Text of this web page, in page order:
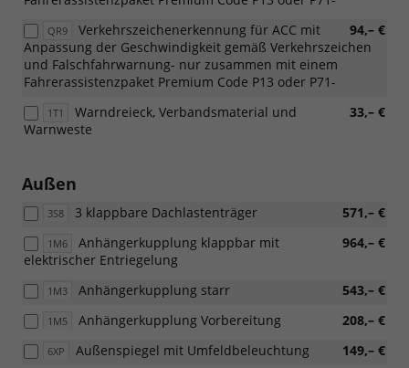
QR9 94,– €
Verkehrszeichenerkennung für ACC mit
Anpassung der Geschwindigkeit gemäß Verkehrszeichen
und Falschfahrwarnung- nur zusammen mit einem
Fahrerassistenzpaket Premium Code P13 oder P71-
1T1 33,– €
Warndreieck, Verbandsmaterial und
Warnweste
Außen
3S8 571,– €
3 klappbare Dachlastenträger
1M6 964,– €
Anhängerkupplung klappbar mit
elektrischer Entriegelung
1M3 543,– €
Anhängerkupplung starr
1M5 208,– €
Anhängerkupplung Vorbereitung
6XP 149,– €
Außenspiegel mit Umfeldbeleuchtung